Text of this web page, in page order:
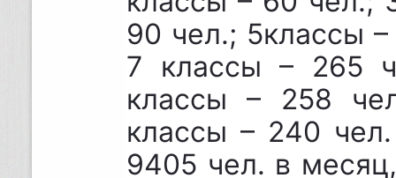
90 чел.; 5классы
7 классы – 265
классы – 258
классы – 240
9405 чел. в